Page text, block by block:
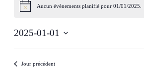
Notice Aucun évènements planifié pour 01/01/2025.
2025-01-01
date.Jour précédent